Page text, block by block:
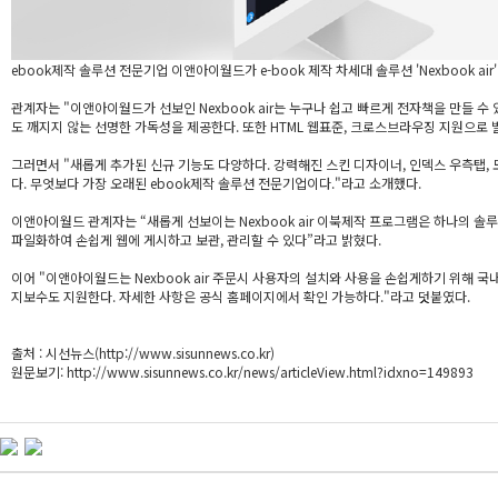
ebook제작 솔루션 전문기업 이앤아이월드가 e-book 제작 차세대 솔루션 'Nexbook air'
관계자는 "이앤아이월드가 선보인 Nexbook air는 누구나 쉽고 빠르게 전자책을 만들 수
도 깨지지 않는 선명한 가독성을 제공한다. 또한 HTML 웹표준, 크로스브라우징 지원으
그러면서 "새롭게 추가된 신규 기능도 다양하다. 강력해진 스킨 디자이너, 인덱스 우측
다. 무엇보다 가장 오래된 ebook제작 솔루션 전문기업이다."라고 소개했다.
이앤아이월드 관계자는 “새롭게 선보이는 Nexbook air 이북제작 프로그램은 하나의 솔
파일화하여 손쉽게 웹에 게시하고 보관, 관리할 수 있다”라고 밝혔다.
이어 "이앤아이월드는 Nexbook air 주문시 사용자의 설치와 사용을 손쉽게하기 위해
지보수도 지원한다. 자세한 사항은 공식 홈페이지에서 확인 가능하다."라고 덧붙였다.
출처 : 시선뉴스(http://www.sisunnews.co.kr)
원문보기:http://www.sisunnews.co.kr/news/articleView.html?idxno=149893